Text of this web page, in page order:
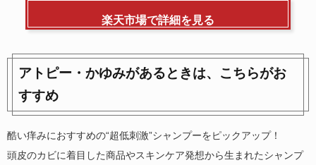
楽天市場で詳細を見る
アトピー・かゆみがあるときは、こちらがお
すすめ
酷い痒みにおすすめの“超低刺激”シャンプーをピックアップ！
頭皮のカビに着目した商品やスキンケア発想から生まれたシャンプ